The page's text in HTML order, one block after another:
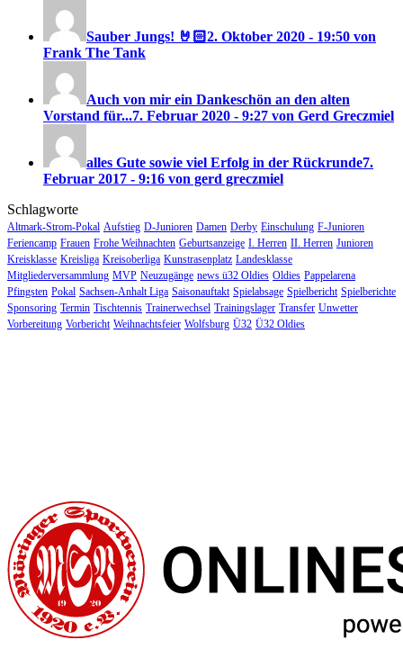
Sauber Jungs! 🤘🏻2. Oktober 2020 - 19:50 von
Frank The Tank
Auch von mir ein Dankeschön an den alten
Vorstand für...7. Februar 2020 - 9:27 von Gerd Greczmiel
alles Gute sowie viel Erfolg in der Rückrunde7.
Februar 2017 - 9:16 von gerd greczmiel
Schlagworte
Altmark-Strom-Pokal Aufstieg D-Junioren Damen Derby Einschulung F-Junioren
Feriencamp Frauen Frohe Weihnachten Geburtsanzeige I. Herren II. Herren Junioren
Kreisklasse Kreisliga Kreisoberliga Kunstrasenplatz Landesklasse
Mitgliederversammlung MVP Neuzugänge news ü32 Oldies Oldies Pappelarena
Pfingsten Pokal Sachsen-Anhalt Liga Saisonauftakt Spielabsage Spielbericht Spielberichte
Sponsoring Termin Tischtennis Trainerwechsel Trainingslager Transfer Unwetter
Vorbereitung Vorbericht Weihnachtsfeier Wolfsburg Ü32 Ü32 Oldies